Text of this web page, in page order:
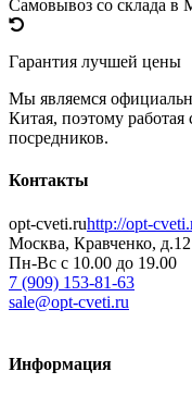
Самовывоз со склада в
Гарантия лучшей цены
Мы являемся
Китая, поэтому
посредников.
Контакты
opt-cveti.ruhttp://opt-
Москва, Кравченко, д.12
Пн-Вс с 10.00 до 19.00
7 (909) 153-81-63
sale@opt-cveti.ru
Информация